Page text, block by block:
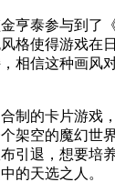
亨泰参与到了
格使得游戏在
相信这种画风
制的卡片游戏
架空的魔幻世
引退，想要培
的天选之人。